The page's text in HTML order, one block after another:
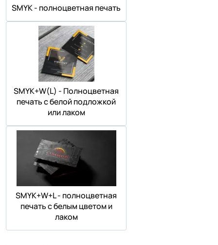
SMYK - полноцветная печать
SMYK+W(L) - Полноцветная
печать с белой подложкой
или лаком
SMYK+W+L - полноцветная
печать с белым цветом и
лаком